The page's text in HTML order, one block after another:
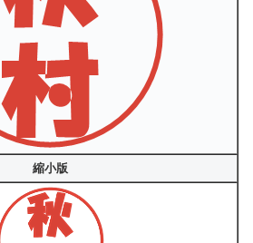
縮小版